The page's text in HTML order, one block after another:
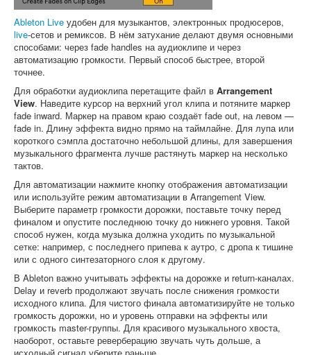
Ableton Live удобен для музыкантов, электронных продюсеров,
live-сетов и ремиксов. В нём затухание делают двумя основными
способами: через fade handles на аудиоклипе и через
автоматизацию громкости. Первый способ быстрее, второй
точнее.
Для обработки аудиоклипа перетащите файл в Arrangement
View. Наведите курсор на верхний угол клипа и потяните маркер
fade inward. Маркер на правом краю создаёт fade out, на левом —
fade in. Длину эффекта видно прямо на таймлайне. Для лупа или
короткого сэмпла достаточно небольшой длины, для завершения
музыкального фрагмента лучше растянуть маркер на несколько
тактов.
Для автоматизации нажмите кнопку отображения автоматизации
или используйте режим автоматизации в Arrangement View.
Выберите параметр громкости дорожки, поставьте точку перед
финалом и опустите последнюю точку до нижнего уровня. Такой
способ нужен, когда музыка должна уходить по музыкальной
сетке: например, с последнего припева к аутро, с дропа к тишине
или с одного синтезаторного слоя к другому.
В Ableton важно учитывать эффекты на дорожке и return-каналах.
Delay и reverb продолжают звучать после снижения громкости
исходного клипа. Для чистого финала автоматизируйте не только
громкость дорожки, но и уровень отправки на эффекты или
громкость master-группы. Для красивого музыкального хвоста,
наоборот, оставьте реверберацию звучать чуть дольше, а